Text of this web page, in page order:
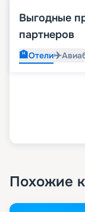
Выгодные
партнеров
🏨Отели✈️
Похожие